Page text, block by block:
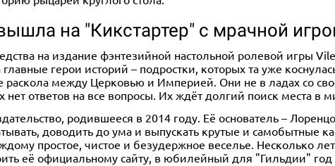
на "Кикстартер" с мрачной
на издание фэнтезийной настольной ролевой игры
главные герои историй – подростки, которых та уже
раскола между Церковью и Империей. Они не в ладах со
нет ответов на все вопросы. Их ждёт долгий поиск места в
родившееся в 2014 году. Её основатель –
доводить до ума и выпускать крутые и самобытные
простое, чистое и безудержное веселье. Несколько
её официальному сайту, в юбилейный для "Гильдии" год